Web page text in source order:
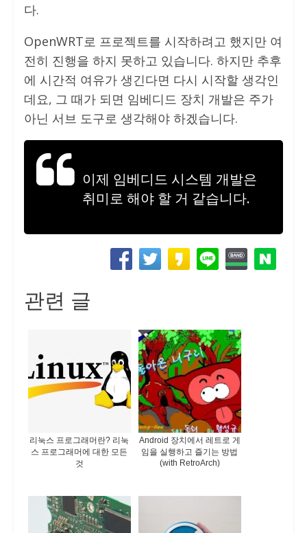
다.
OpenWRT로 프로젝트를 시작하려고 했지만 여
전히 진행을 하지 못하고 있습니다. 하지만 추후
에 시간적 여유가 생긴다면 다시 시작할 생각인
데요, 그 때가 되면 임베디드 장치 개발은 주가
아닌 서브 도구로 생각해야 하겠습니다.
이제 임베디드 시스템 개발은
취미로 해야 할 거 같습니다.
관련 글
리눅스 프로그래머란? 리눅
스 프로그래머에 대한 모든
것
Android 장치에서 레트로 게
임을 실행하고 즐기는 방법
(with RetroArch)